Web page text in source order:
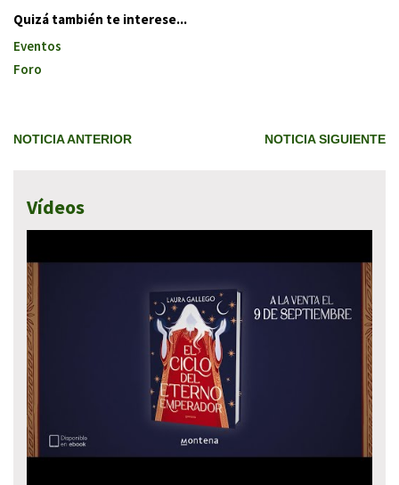
Quizá también te interese...
Eventos
Foro
NOTICIA ANTERIOR NOTICIA SIGUIENTE
Vídeos